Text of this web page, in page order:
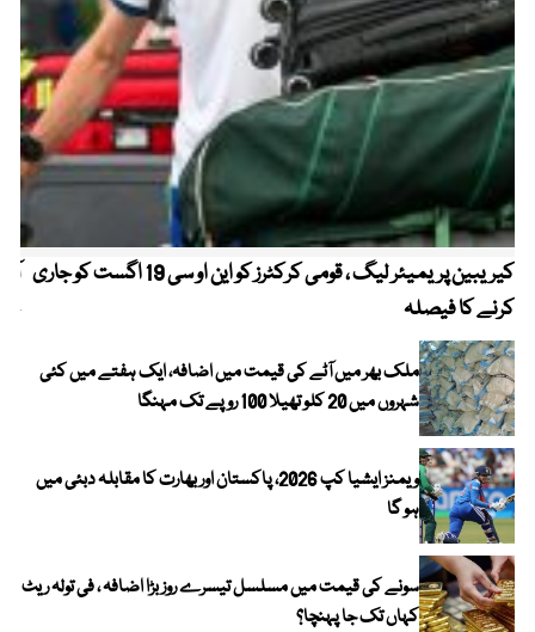
کیریبین پریمیئر لیگ ، قومی کرکٹرز کو این او سی 19 اگست کو جاری
کرنے کا فیصلہ
ملک بھر میں آٹے کی قیمت میں اضافہ، ایک ہفتے میں کئی
شہروں میں 20 کلو تھیلا 100 روپے تک مہنگا
ویمنز ایشیا کپ 2026، پاکستان اور بھارت کا مقابلہ دبئی میں
ہو گا
سونے کی قیمت میں مسلسل تیسرے روز بڑا اضافہ ، فی تولہ ریٹ
کہاں تک جا پہنچا؟